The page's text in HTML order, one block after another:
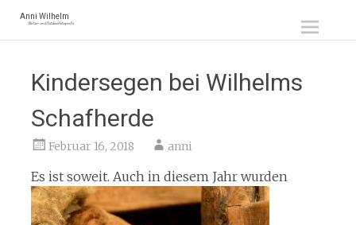
Anni Wilhelm
Natur- und Outdoorfotografie
Inhalt
Kindersegen bei Wilhelms
Schafherde
Februar 16, 2018 anni
Es ist soweit. Auch in diesem Jahr wurden